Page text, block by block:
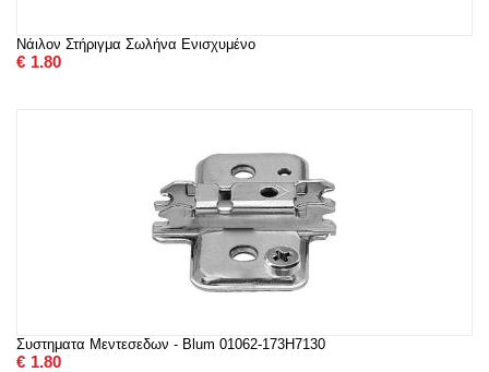
Νάιλον Στήριγμα Σωλήνα Ενισχυμένο
€ 1.80
Συστηματα Μεντεσεδων - Blum 01062-173H7130
€ 1.80